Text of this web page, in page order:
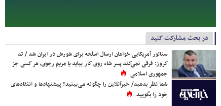
در بحث مشارکت کنید
سناتور آمریکایی خواهان ارسال اسلحه برای شورش در ایران شد / تد
کروز: فرقی نمی‌کند پسر شاه روی کار بیاید یا مریم رجوی، هر کسی جز
جمهوری اسلامی
شما نظر بدهید/ خبرآنلاین را چگونه می‌بینید؟ پیشنهادها و انتقادهای
خود را بگویید